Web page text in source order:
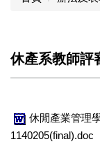
休產系教師評
休閒產業管理
1140205(final).doc